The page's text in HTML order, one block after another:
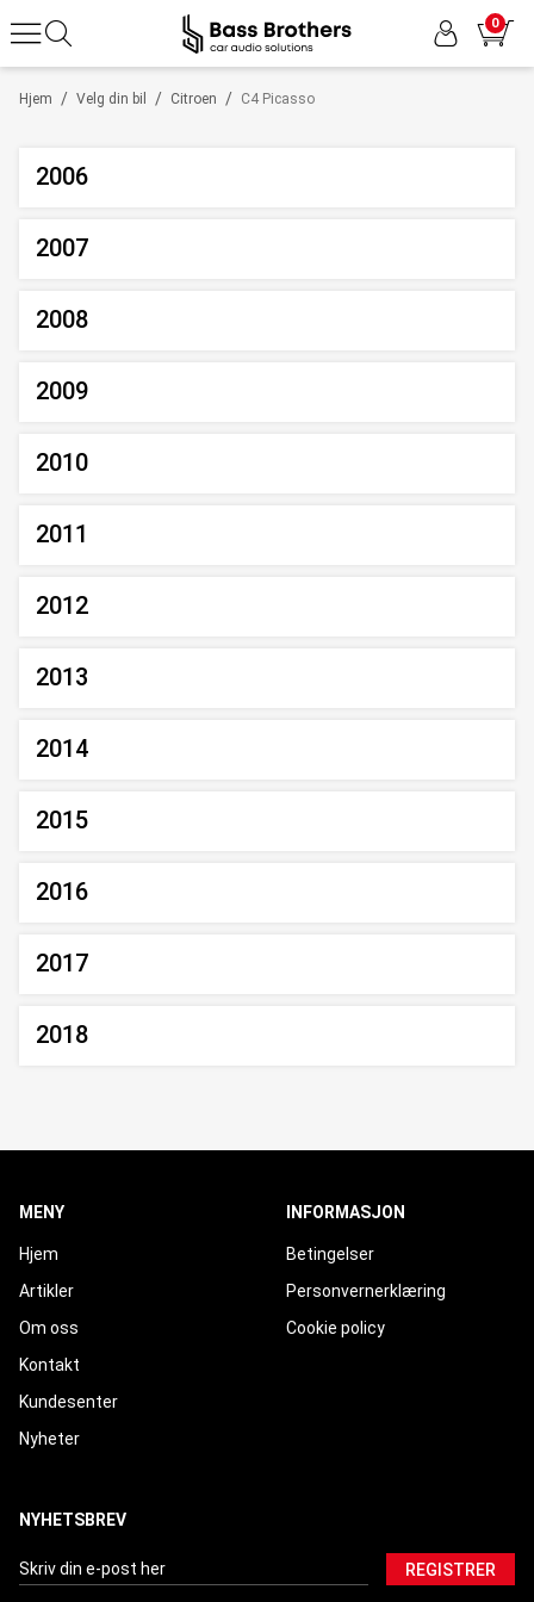
0
/
Hjem /
Velg din bil /
Citroen C4 Picasso
2006
2007
2008
2009
2010
2011
2012
2013
2014
2015
2016
2017
2018
MENY
Hjem
Artikler
Om oss
Kontakt
Kundesenter
Nyheter
INFORMASJON
Betingelser
Personvernerklæring
Cookie policy
NYHETSBREV
REGISTRER